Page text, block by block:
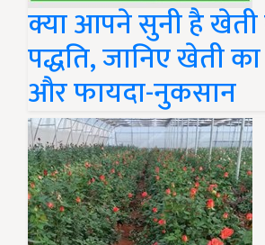
क्या आपने सुनी है खेती
पद्धति, जानिए खेती
और फायदा-नुकसान